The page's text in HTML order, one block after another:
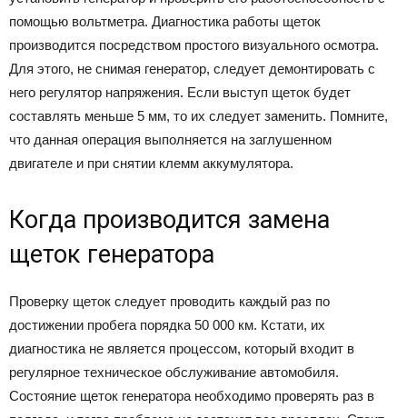
помощью вольтметра. Диагностика работы щеток
производится посредством простого визуального осмотра.
Для этого, не снимая генератор, следует демонтировать с
него регулятор напряжения. Если выступ щеток будет
составлять меньше 5 мм, то их следует заменить. Помните,
что данная операция выполняется на заглушенном
двигателе и при снятии клемм аккумулятора.
Когда производится замена
щеток генератора
Проверку щеток следует проводить каждый раз по
достижении пробега порядка 50 000 км. Кстати, их
диагностика не является процессом, который входит в
регулярное техническое обслуживание автомобиля.
Состояние щеток генератора необходимо проверять раз в